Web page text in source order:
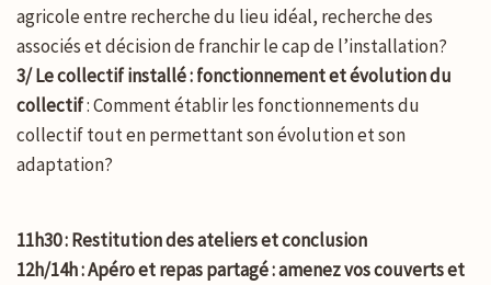
agricole entre recherche du lieu idéal, recherche des
associés et décision de franchir le cap de l’installation?
3/ Le collectif installé : fonctionnement et évolution du
collectif: Comment établir les fonctionnements du
collectif tout en permettant son évolution et son
adaptation?
11h30 : Restitution des ateliers et conclusion
12h/14h : Apéro et repas partagé : amenez vos couverts et